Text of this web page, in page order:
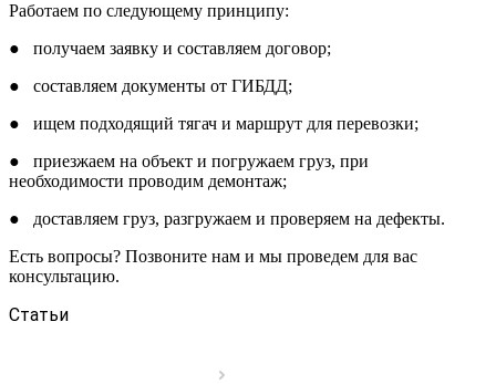
Работаем по следующему принципу:
● получаем заявку и составляем договор;
● составляем документы от ГИБДД;
● ищем подходящий тягач и маршрут для перевозки;
● приезжаем на объект и погружаем груз, при
необходимости проводим демонтаж;
● доставляем груз, разгружаем и проверяем на дефекты.
Есть вопросы? Позвоните нам и мы проведем для вас
консультацию.
Статьи